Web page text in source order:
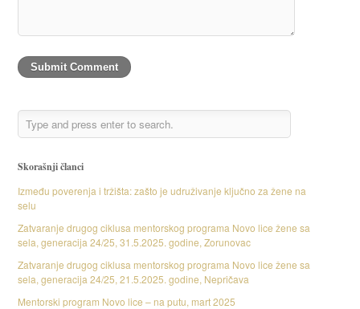
Skorašnji članci
Između poverenja i tržišta: zašto je udruživanje ključno za žene na
selu
Zatvaranje drugog ciklusa mentorskog programa Novo lice žene sa
sela, generacija 24/25, 31.5.2025. godine, Zorunovac
Zatvaranje drugog ciklusa mentorskog programa Novo lice žene sa
sela, generacija 24/25, 21.5.2025. godine, Nepričava
Mentorski program Novo lice – na putu, mart 2025